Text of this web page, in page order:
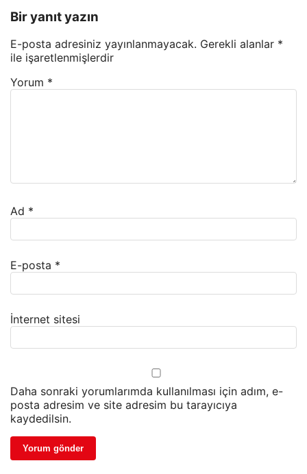
Bir yanıt yazın
E-posta adresiniz yayınlanmayacak. Gerekli alanlar *
ile işaretlenmişlerdir
Yorum *
Ad *
E-posta *
İnternet sitesi
Daha sonraki yorumlarımda kullanılması için adım, e-
posta adresim ve site adresim bu tarayıcıya
kaydedilsin.